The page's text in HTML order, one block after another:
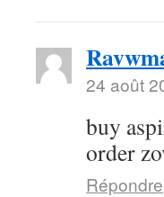
24 août
buy
order
Répondre